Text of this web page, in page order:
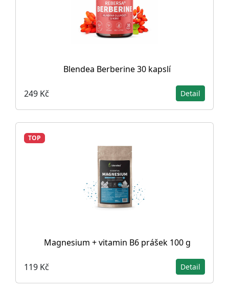
Blendea Berberine 30 kapslí
249 Kč Detail
TOP
Magnesium + vitamin B6 prášek 100 g
119 Kč Detail